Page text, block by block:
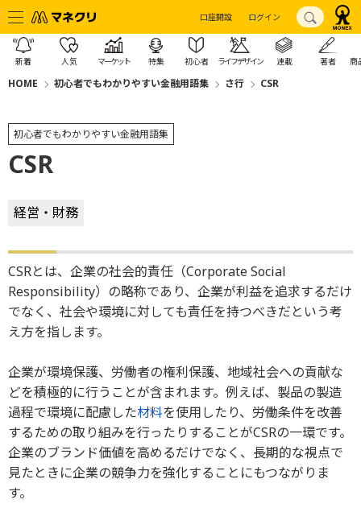
口座開設 ログイン
新着 人気 マーケット 特集 初心者 ライフデザイン 連載 著者 商
HOME 初心者でもわかりやすい金融用語集 さ行 CSR
初心者でもわかりやすい金融用語集
CSR
経営・財務
CSRとは、企業の社会的責任（Corporate Social
Responsibility）の略称であり、企業が利益を追求するだけ
でなく、社会や環境に対しても責任を持つべきだという考
え方を指します。
企業が環境保護、労働者の権利保護、地域社会への貢献な
どを積極的に行うことが含まれます。例えば、製品の製造
過程で環境に配慮した材料を使用したり、労働条件を改善
するための取り組みを行ったりすることがCSRの一環です。
企業のブランド価値を高めるだけでなく、長期的な視点で
見たときに企業の競争力を強化することにもつながりま
す。